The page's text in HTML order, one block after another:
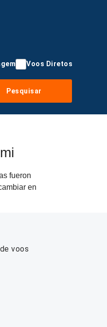
Voos Diretos
Pesquisar
fueron
en
voos